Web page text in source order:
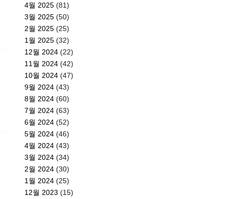
4월 2025 (81)
3월 2025 (50)
2월 2025 (25)
1월 2025 (32)
12월 2024 (22)
11월 2024 (42)
10월 2024 (47)
9월 2024 (43)
8월 2024 (60)
7월 2024 (63)
6월 2024 (52)
5월 2024 (46)
4월 2024 (43)
3월 2024 (34)
2월 2024 (30)
1월 2024 (25)
12월 2023 (15)